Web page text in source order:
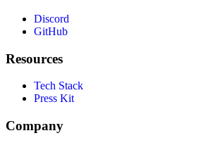
Discord
GitHub
Resources
Tech Stack
Press Kit
Company